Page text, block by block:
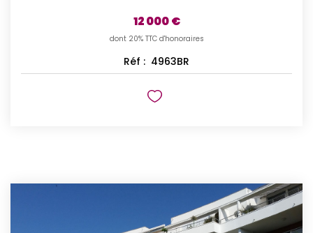
12 000 €
dont 20% TTC d'honoraires
Réf : 4963BR